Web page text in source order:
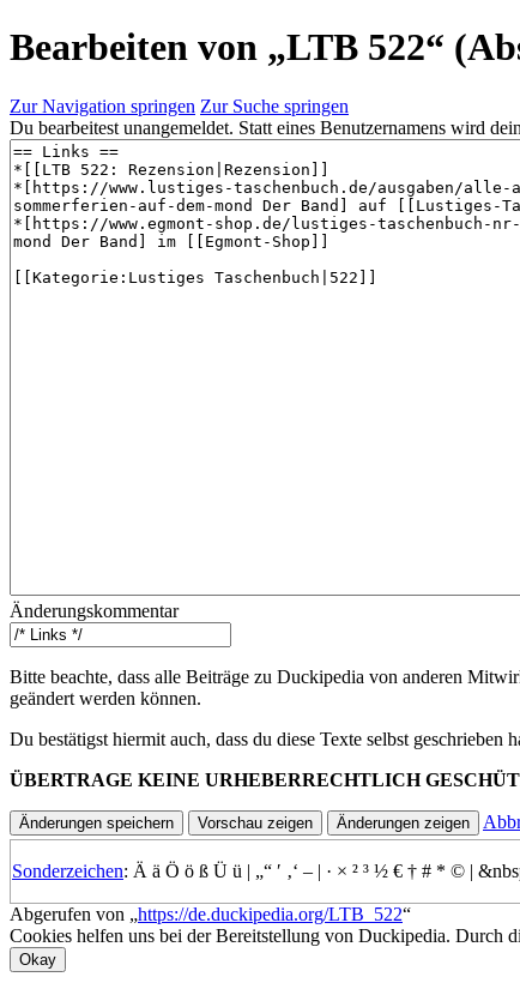
Bearbeiten von „LTB 522“
Zur Navigation springen Zur Suche springen
Du bearbeitest unangemeldet. Statt eines Benutzernamens wird
Änderungskommentar
Bitte beachte, dass alle Beiträge zu Duckipedia von anderen
geändert werden können.
Du bestätigst hiermit auch, dass du diese Texte selbst
ÜBERTRAGE KEINE URHEBERRECHTLICH
Sonderzeichen: Ä ä Ö ö ß Ü ü | „“ ′ ‚‘ – | · × ² ³ ½ € † # * © |
Abgerufen von „https://de.duckipedia.org/LTB_522“
Cookies helfen uns bei der Bereitstellung von Duckipedia. Durch
Okay